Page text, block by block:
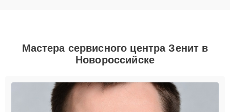
Мастера сервисного центра Зенит в
Новороссийске